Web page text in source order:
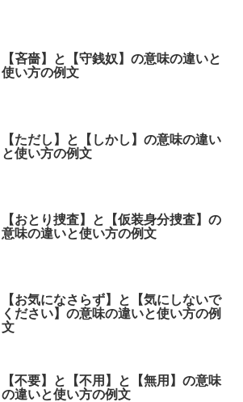
【吝嗇】と【守銭奴】の意味の違いと
使い方の例文
【ただし】と【しかし】の意味の違い
と使い方の例文
【おとり捜査】と【仮装身分捜査】の
意味の違いと使い方の例文
【お気になさらず】と【気にしないで
ください】の意味の違いと使い方の例
文
【不要】と【不用】と【無用】の意味
の違いと使い方の例文